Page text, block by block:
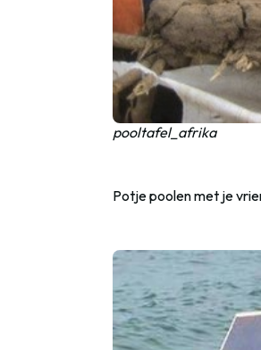
pooltafel_afrika
Potje poolen met je